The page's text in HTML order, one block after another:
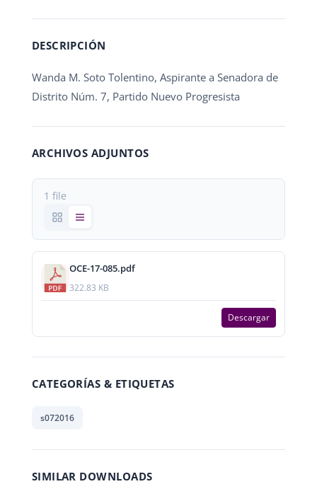
DESCRIPCIÓN
Wanda M. Soto Tolentino, Aspirante a Senadora de
Distrito Núm. 7, Partido Nuevo Progresista
ARCHIVOS ADJUNTOS
1 file
OCE-17-085.pdf
322.83 KB
Descargar
CATEGORÍAS & ETIQUETAS
s072016
SIMILAR DOWNLOADS